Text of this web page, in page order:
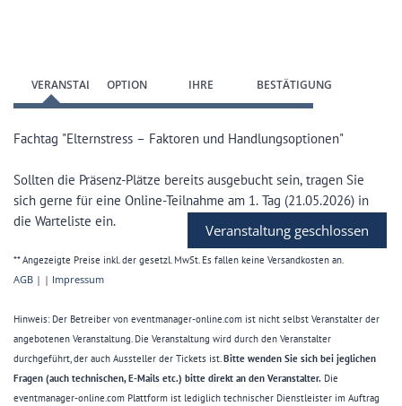
VERANSTALTUNGOPTION IHRE BESTÄTIGUNG
Fachtag "Elternstress – Faktoren und Handlungsoptionen"
Sollten die Präsenz-Plätze bereits ausgebucht sein, tragen Sie
sich gerne für eine Online-Teilnahme am 1. Tag (21.05.2026) in
die Warteliste ein.
Veranstaltung geschlossen
** Angezeigte Preise inkl. der gesetzl. MwSt. Es fallen keine Versandkosten an.
AGB | | Impressum
Hinweis: Der Betreiber von eventmanager-online.com ist nicht selbst Veranstalter der
angebotenen Veranstaltung. Die Veranstaltung wird durch den Veranstalter
durchgeführt, der auch Aussteller der Tickets ist.Bitte wenden Sie sich bei jeglichen
Fragen (auch technischen, E-Mails etc.) bitte direkt an den Veranstalter. Die
eventmanager-online.com Plattform ist lediglich technischer Dienstleister im Auftrag